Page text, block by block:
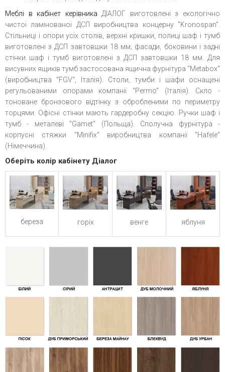
Меблі в кабінет керівника ДІАЛОГ виготовлені з екологічно
чистої ламінованої ДСП виробництва концерну "Kronospan".
Стільниці і опори усіх столів, верхні кришки, полиці шаф і тумб
виготовлені з ДСП завтовшки 18 мм; фасади, боковини і задні
стінки шаф і тумб виготовлені з ДСП завтовшки 18 мм. Для
висувних ящиків тумб застосована ящична фурнітура "Metabox"
(виробництва "FGV", Італія). Столи, тумби і шафи оснащені
регульованими опорами компанії "Permo" (Італія). Скло -
тоноване бронзового відтінку з обробленими по периметру
торцями. Офісні стінки мають гардеробну секцію. Ручки шаф і
тумб - металеві "Gamet" (Польща). Сполучна фурнітура -
корпусні стяжки "Minifix" виробництва компанії "Hafele"
(Німеччина).
Оберіть колір кабінету Діалог
береза горіх венге яблуня